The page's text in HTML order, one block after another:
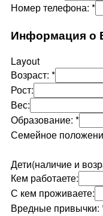
Номер телефона: *
Информация о
Layout
Возраст: *
Рост:
Вес:
Образование: *
Семейное
Дети(наличие и
Кем работаете:
С кем проживаете:
Вредные привычки: